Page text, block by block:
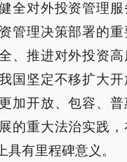
全对外投资管理
管理决策部署的
、推进对外投资高
国坚定不移扩大
加开放、包容、
的重大法治实践
具有里程碑意义。